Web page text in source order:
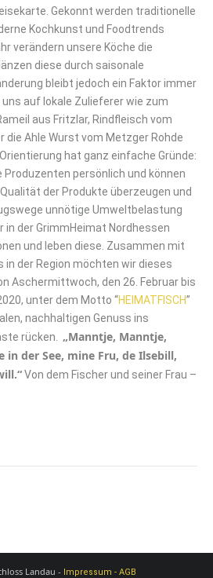
Gekonnt werden traditionelle
Kochkunst und Foodtrends
verändern unsere Köche die
diese durch saisonale
bleibt jedoch ein Faktor immer
auf lokale Zulieferer wie zum
aus Fritzlar, Rindfleisch vom
die Ahle Wurst vom Metzger Rohde
hat ganz einfache Gründe:
Produzenten persönlich und können
der Produkte überzeugen und
unnötige Umweltbelastung
in der GrimmHeimat Nordhessen
und leben diese. Zusammen mit
der Region möchten wir dieses
Aschermittwoch, den 26. Februar bis
unter dem Motto “HEIMATFISCH”
nachhaltigen Genuss ins
rücken. „Manntje, Manntje,
in der See, mine Fru, de Ilsebill,
Von dem Fischer und seiner Frau –
Landau - Impressum - AGB